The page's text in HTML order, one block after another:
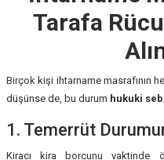
Tarafa
Birçok kişi ihtarname masrafının
düşünse de, bu durum hukuki
1. Temerrüt
Kiracı kira borcunu vaktinde